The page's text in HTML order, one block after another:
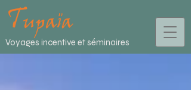
Voyages incentive et séminaires